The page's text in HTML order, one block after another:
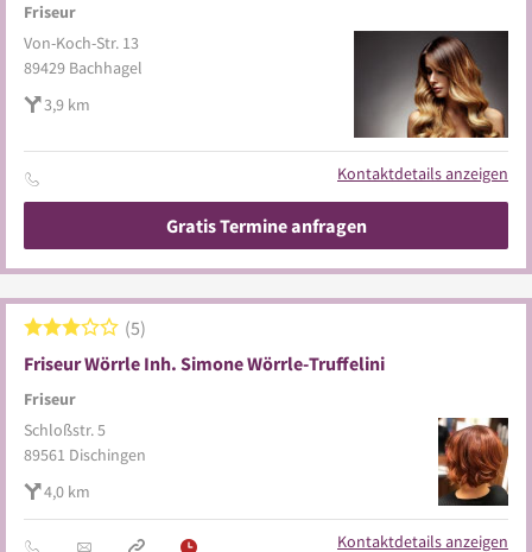
Friseur
Von-Koch-Str. 13
89429 Bachhagel
3,9 km
Kontaktdetails anzeigen
Gratis Termine anfragen
Friseur Wörrle Inh. Simone Wörrle-Truffelini
Friseur
5
Schloßstr. 5
89561 Dischingen
4,0 km
Kontaktdetails anzeigen